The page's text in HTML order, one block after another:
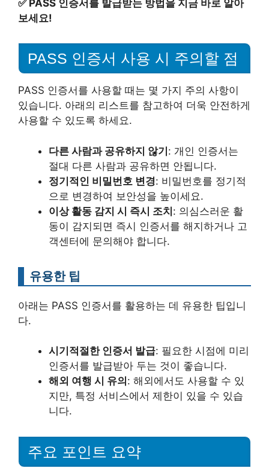
✅ PASS 인증서를 발급받는 방법을 지금 바로 알아
보세요!
PASS 인증서 사용 시 주의할 점
PASS 인증서를 사용할 때는 몇 가지 주의 사항이
있습니다. 아래의 리스트를 참고하여 더욱 안전하게
사용할 수 있도록 하세요.
다른 사람과 공유하지 않기: 개인 인증서는
절대 다른 사람과 공유하면 안됩니다.
정기적인 비밀번호 변경: 비밀번호를 정기적
으로 변경하여 보안성을 높이세요.
이상 활동 감지 시 즉시 조치: 의심스러운 활
동이 감지되면 즉시 인증서를 해지하거나 고
객센터에 문의해야 합니다.
유용한 팁
아래는 PASS 인증서를 활용하는 데 유용한 팁입니
다.
시기적절한 인증서 발급: 필요한 시점에 미리
인증서를 발급받아 두는 것이 좋습니다.
해외 여행 시 유의 : 해외에서도 사용할 수 있
지만, 특정 서비스에서 제한이 있을 수 있습
니다.
주요 포인트 요약